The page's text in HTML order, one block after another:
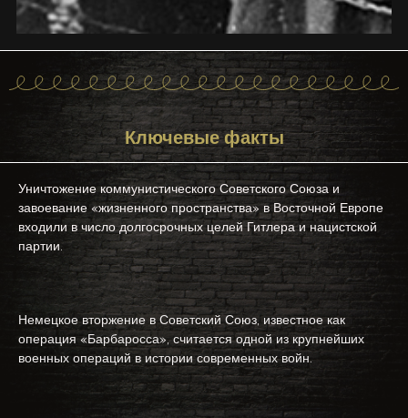
Ключевые факты
Уничтожение коммунистического Советского Союза и
завоевание «жизненного пространства» в Восточной Европе
входили в число долгосрочных целей Гитлера и нацистской
партии.
Немецкое вторжение в Советский Союз, известное как
операция «Барбаросса», считается одной из крупнейших
военных операций в истории современных войн.